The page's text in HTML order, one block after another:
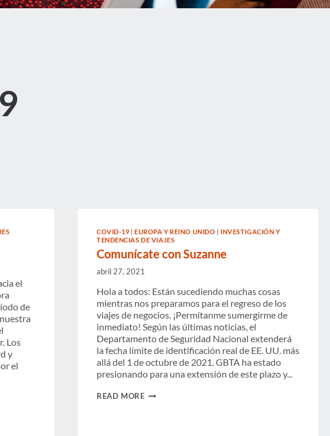
el
de
Los
y
el
COVID-19 |EUROPA Y REINO UNIDO | INVESTIGACIÓN Y
TENDENCIAS DE VIAJES
Comunícate con Suzanne
abril 27, 2021
Hola a todos: Están sucediendo muchas cosas
mientras nos preparamos para el regreso de los
viajes de negocios. ¡Permítanme sumergirme de
inmediato! Según las últimas noticias, el
Departamento de Seguridad Nacional extenderá
la fecha límite de identificación real de EE. UU. más
allá del 1 de octubre de 2021. GBTA ha estado
presionando para una extensión de este plazo y...
READ MORECOMUNÍCATE